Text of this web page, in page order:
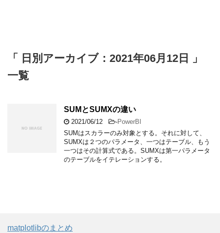
「 日別アーカイブ：2021年06月12日 」
一覧
SUMとSUMXの違い
2021/06/12 -PowerBI
SUMはスカラーのみ対象とする。それに対して、
SUMXは２つのパラメータ、一つはテーブル、もう
一つはその計算式である。SUMXは第一パラメータ
のテーブルをイテレーションする。
matplotlibのまとめ